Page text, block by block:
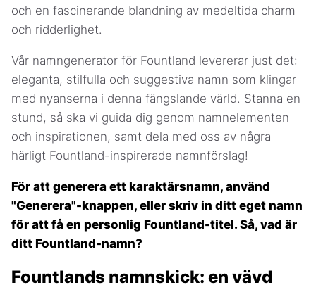
och en fascinerande blandning av medeltida charm
och ridderlighet.
Vår namngenerator för Fountland levererar just det:
eleganta, stilfulla och suggestiva namn som klingar
med nyanserna i denna fängslande värld. Stanna en
stund, så ska vi guida dig genom namnelementen
och inspirationen, samt dela med oss av några
härligt Fountland-inspirerade namnförslag!
För att generera ett karaktärsnamn, använd
"Generera"-knappen, eller skriv in ditt eget namn
för att få en personlig Fountland-titel. Så, vad är
ditt Fountland-namn?
Fountlands namnskick: en vävd